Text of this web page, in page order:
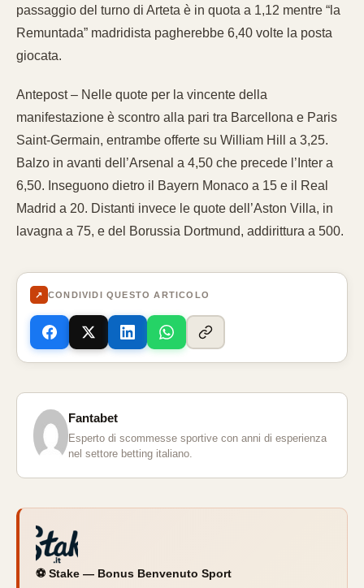
passaggio del turno di Arteta è in quota a 1,12 mentre “la
Remuntada” madridista pagherebbe 6,40 volte la posta
giocata.
Antepost – Nelle quote per la vincente della
manifestazione è scontro alla pari tra Barcellona e Paris
Saint-Germain, entrambe offerte su William Hill a 3,25.
Balzo in avanti dell’Arsenal a 4,50 che precede l’Inter a
6,50. Inseguono dietro il Bayern Monaco a 15 e il Real
Madrid a 20. Distanti invece le quote dell’Aston Villa, in
lavagna a 75, e del Borussia Dortmund, addirittura a 500.
↗ CONDIVIDI QUESTO ARTICOLO
Fantabet
Esperto di scommesse sportive con anni di esperienza
nel settore betting italiano.
⚽ Stake — Bonus Benvenuto Sport